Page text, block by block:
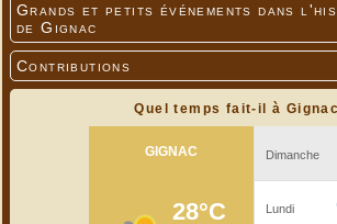
Grands et petits événements dans
de Gignac
Contributions
Quel temps fait-il à